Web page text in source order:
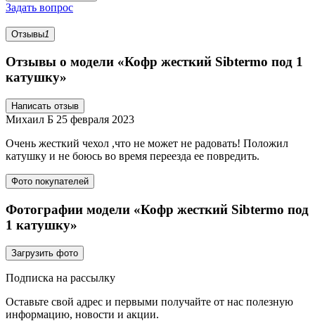
Задать вопрос
Отзывы1
Отзывы о модели «Кофр жесткий Sibtermo под 1
катушку»
Написать отзыв
Михаил Б 25 февраля 2023
Очень жесткий чехол ,что не может не радовать! Положил
катушку и не боюсь во время переезда ее повредить.
Фото покупателей
Фотографии модели «Кофр жесткий Sibtermo под
1 катушку»
Загрузить фото
Подписка на рассылку
Оставьте свой адрес и первыми получайте от нас полезную
информацию, новости и акции.